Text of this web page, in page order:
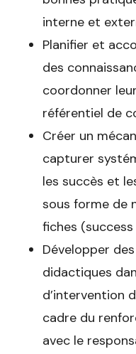
interne et
Planifier et
des
coordonner
référentiel de
Créer un
capturer
les succès et
sous forme de
fiches
Développer
didactiques
d’intervention
cadre du
avec le